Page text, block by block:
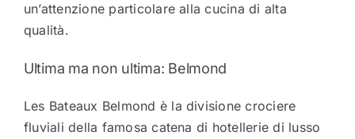
un’attenzione particolare alla cucina di alta
qualità.
Ultima ma non ultima: Belmond
Les Bateaux Belmond è la divisione crociere
fluviali della famosa catena di hotellerie di lusso